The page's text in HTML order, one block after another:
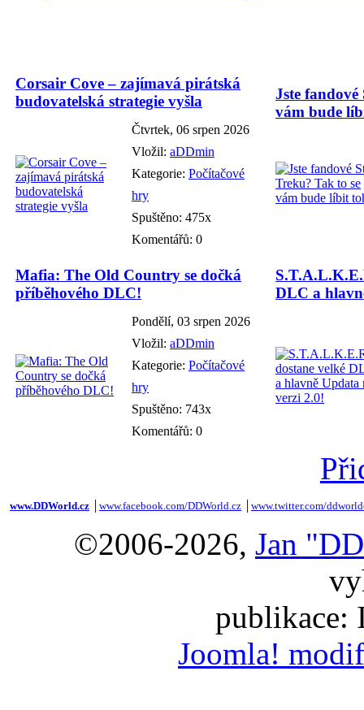
Corsair Cove – zajímavá pirátská
budovatelská strategie vyšla
Čtvrtek, 06 srpen 2026
Vložil: aDDmin
Kategorie: Počítačové
hry
Spuštěno: 475x
Komentářů: 0
Jste
vám bude
Mafia: The Old Country se dočká
příběhového DLC!
Pondělí, 03 srpen 2026
Vložil: aDDmin
Kategorie: Počítačové
hry
Spuštěno: 743x
Komentářů: 0
DLC a
www.DDWorld.cz www.facebook.com/DDWorld.cz www.twitter.com/
©2006-2026, Jan
publikace:
Joomla!